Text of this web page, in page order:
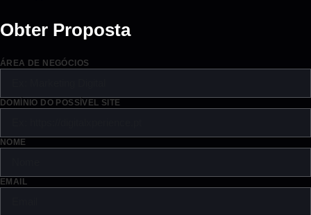
Obter Proposta
ÁREA DE NEGÓCIOS
DOMÍNIO DO POSSÍVEL SITE
NOME
EMAIL